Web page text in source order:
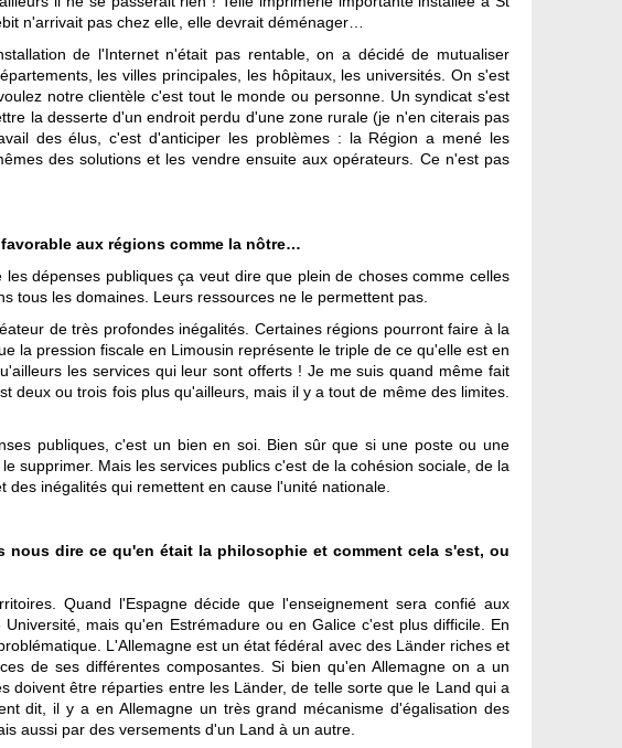
n'arrivait pas chez elle, elle devrait déménager…
de l'Internet n'était pas rentable, on a décidé de mutualiser
les villes principales, les hôpitaux, les universités. On s'est
notre clientèle c'est tout le monde ou personne. Un syndicat s'est
la desserte d'un endroit perdu d'une zone rurale (je n'en citerais pas
des élus, c'est d'anticiper les problèmes : la Région a mené les
des solutions et les vendre ensuite aux opérateurs. Ce n'est pas
aux régions comme la nôtre…
dépenses publiques ça veut dire que plein de choses comme celles
tous les domaines. Leurs ressources ne le permettent pas.
de très profondes inégalités. Certaines régions pourront faire à la
la pression fiscale en Limousin représente le triple de ce qu'elle est en
les services qui leur sont offerts ! Je me suis quand même fait
ou trois fois plus qu'ailleurs, mais il y a tout de même des limites.
publiques, c'est un bien en soi. Bien sûr que si une poste ou une
supprimer. Mais les services publics c'est de la cohésion sociale, de la
inégalités qui remettent en cause l'unité nationale.
nous dire ce qu'en était la philosophie et comment cela s'est, ou
Quand l'Espagne décide que l'enseignement sera confié aux
mais qu'en Estrémadure ou en Galice c'est plus difficile. En
L'Allemagne est un état fédéral avec des Länder riches et
de ses différentes composantes. Si bien qu'en Allemagne on a un
être réparties entre les Länder, de telle sorte que le Land qui a
dit, il y a en Allemagne un très grand mécanisme d'égalisation des
aussi par des versements d'un Land à un autre.